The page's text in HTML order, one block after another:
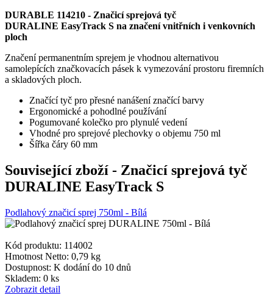
DURABLE 114210 - Značicí sprejová tyč
DURALINE EasyTrack S na značení vnitřních i venkovních
ploch
Značení permanentním sprejem je vhodnou alternativou
samolepících značkovacích pásek k vymezování prostoru firemních
a skladových ploch.
Značící tyč pro přesné nanášení značící barvy
Ergonomické a pohodlné používání
Pogumované kolečko pro plynulé vedení
Vhodné pro sprejové plechovky o objemu 750 ml
Šířka čáry 60 mm
Související zboží - Značicí sprejová tyč
DURALINE EasyTrack S
Podlahový značicí sprej 750ml - Bílá
Kód produktu: 114002
Hmotnost Netto: 0,79 kg
Dostupnost: K dodání do 10 dnů
Skladem: 0 ks
Zobrazit detail